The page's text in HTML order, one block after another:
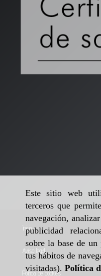
Este sitio web
terceros que
navegación,
publicidad
sobre la base de
tus hábitos de
visitadas). Política
Inicio
Aviso legal
Política de cookies